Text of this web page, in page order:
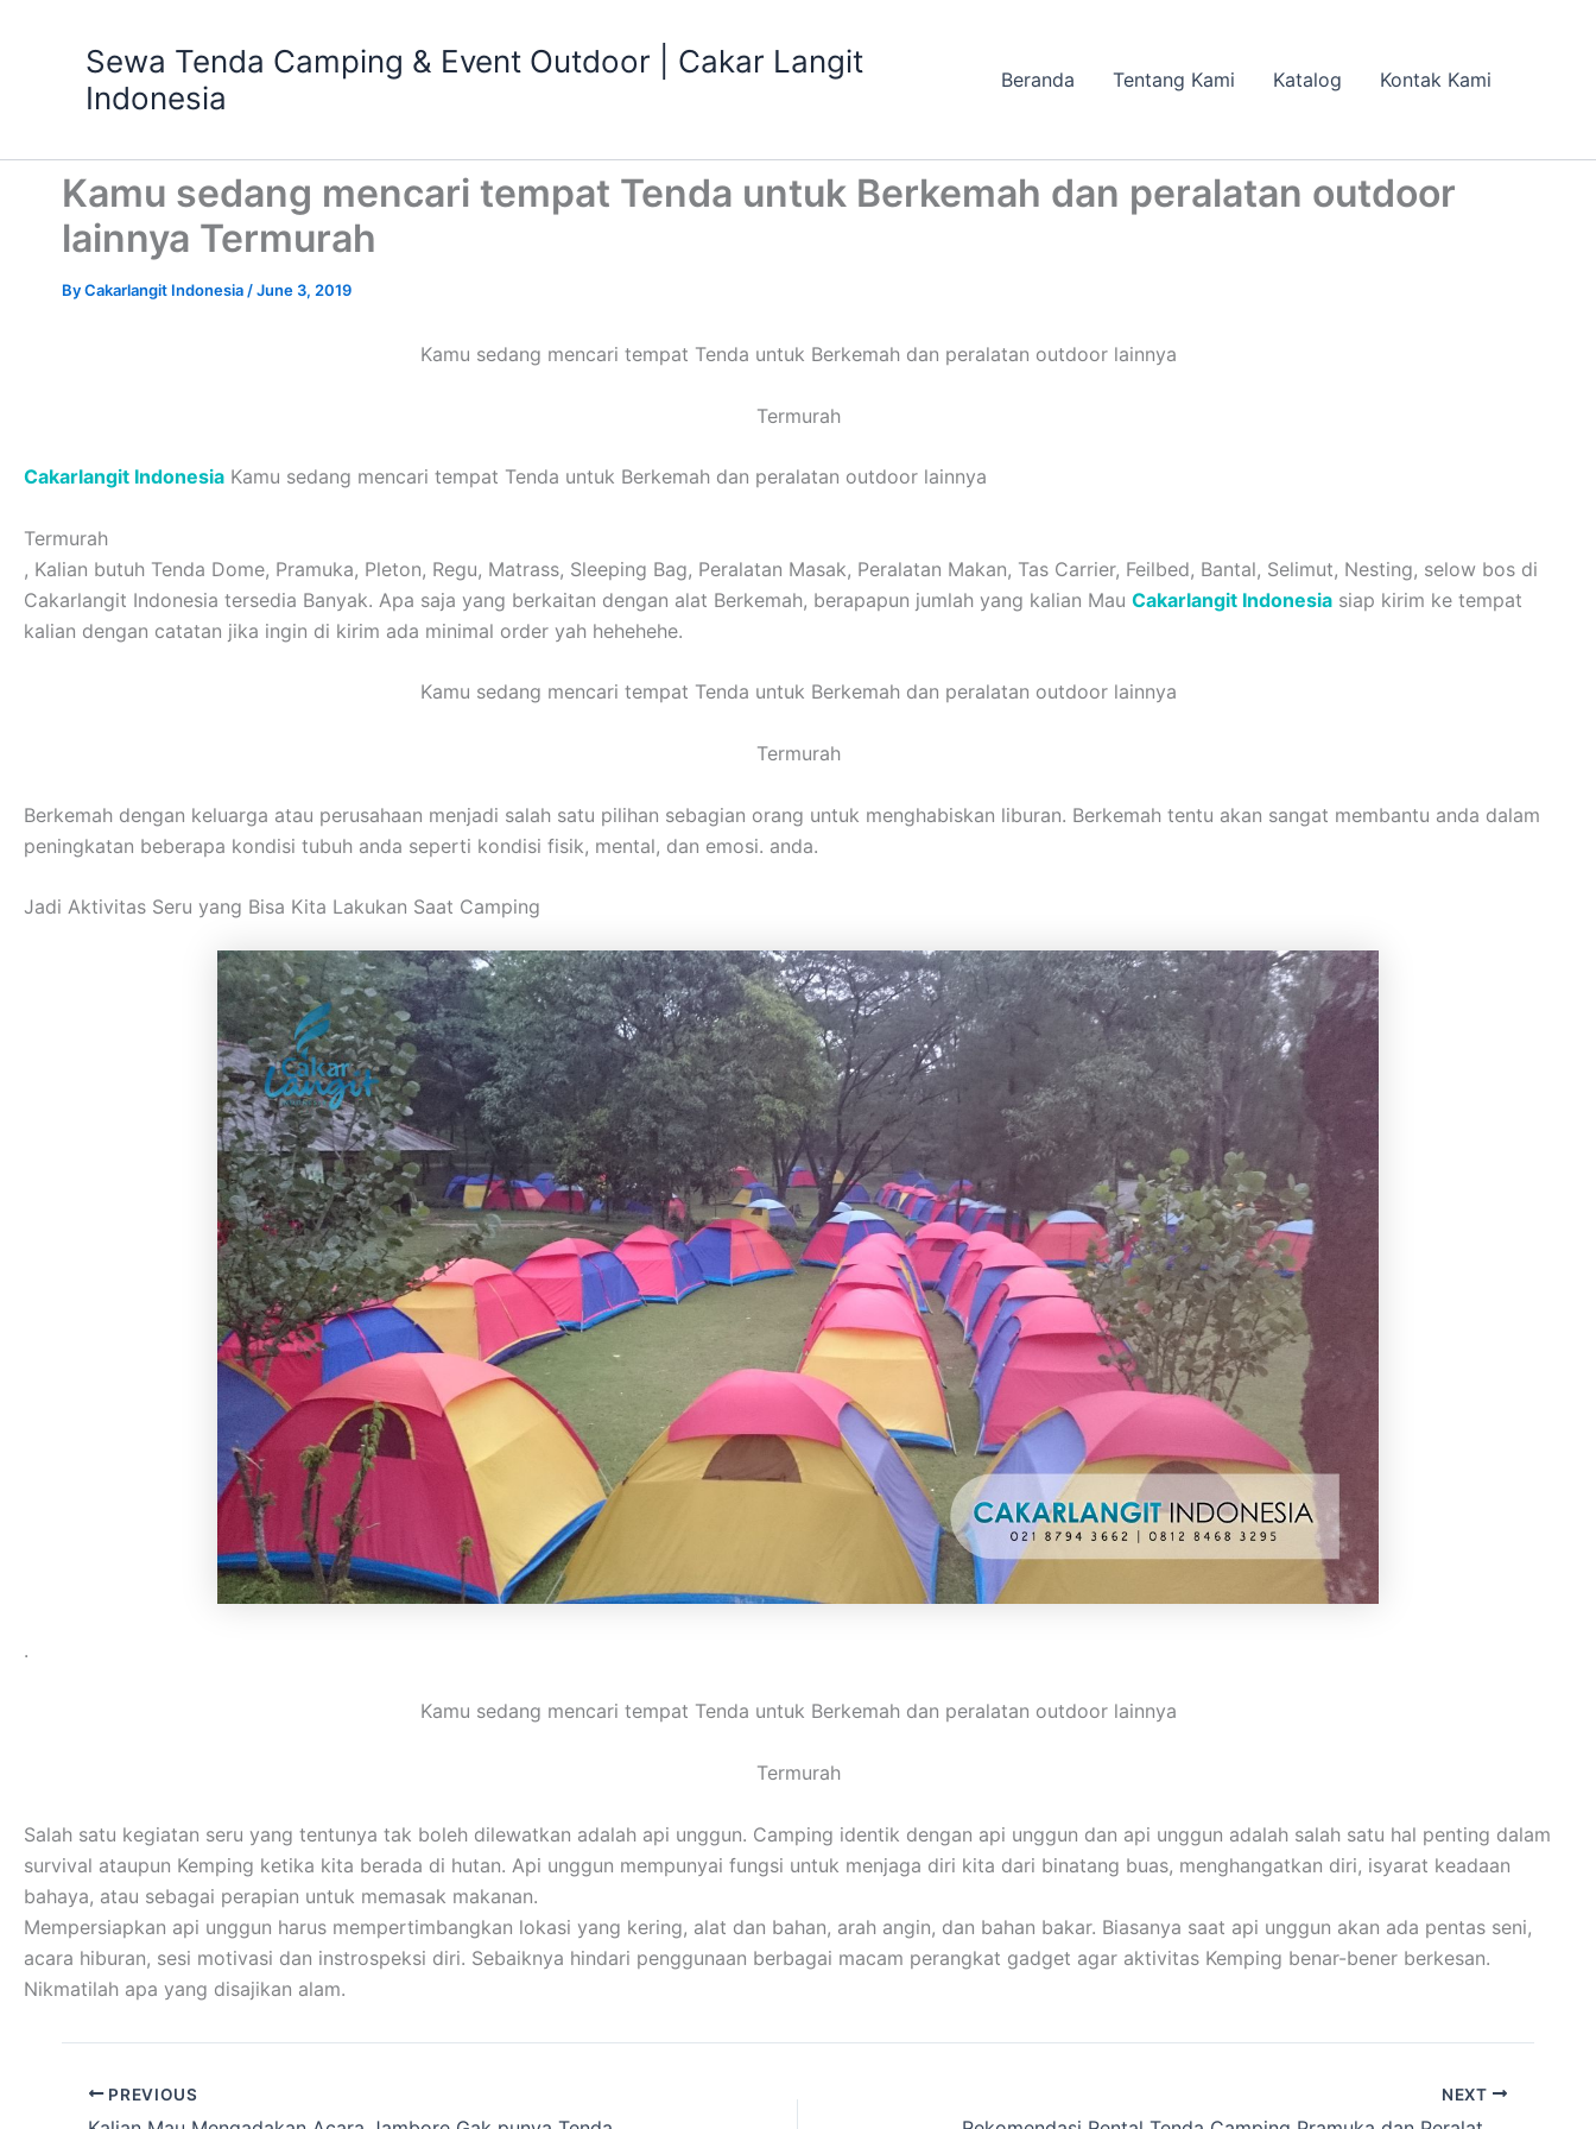
Sewa Tenda Camping & Event Outdoor | Cakar Langit
Indonesia
Beranda Tentang Kami Katalog Kontak Kami
Kamu sedang mencari tempat Tenda untuk Berkemah dan peralatan outdoor
lainnya Termurah
ByCakarlangit Indonesia /June 3, 2019
Kamu sedang mencari tempat Tenda untuk Berkemah dan peralatan outdoor lainnya
Termurah
Cakarlangit Indonesia Kamu sedang mencari tempat Tenda untuk Berkemah dan peralatan outdoor lainnya
Termurah
, Kalian butuh Tenda Dome, Pramuka, Pleton, Regu, Matrass, Sleeping Bag, Peralatan Masak, Peralatan Makan, Tas Carrier, Feilbed, Bantal, Selimut, Nesting, selow bos di
Cakarlangit Indonesia tersedia Banyak. Apa saja yang berkaitan dengan alat Berkemah, berapapun jumlah yang kalian Mau Cakarlangit Indonesia siap kirim ke tempat
kalian dengan catatan jika ingin di kirim ada minimal order yah hehehehe.
Kamu sedang mencari tempat Tenda untuk Berkemah dan peralatan outdoor lainnya
Termurah
Berkemah dengan keluarga atau perusahaan menjadi salah satu pilihan sebagian orang untuk menghabiskan liburan. Berkemah tentu akan sangat membantu anda dalam
peningkatan beberapa kondisi tubuh anda seperti kondisi fisik, mental, dan emosi. anda.
Jadi Aktivitas Seru yang Bisa Kita Lakukan Saat Camping
.
Kamu sedang mencari tempat Tenda untuk Berkemah dan peralatan outdoor lainnya
Termurah
Salah satu kegiatan seru yang tentunya tak boleh dilewatkan adalah api unggun. Camping identik dengan api unggun dan api unggun adalah salah satu hal penting dalam
survival ataupun Kemping ketika kita berada di hutan. Api unggun mempunyai fungsi untuk menjaga diri kita dari binatang buas, menghangatkan diri, isyarat keadaan
bahaya, atau sebagai perapian untuk memasak makanan.
Mempersiapkan api unggun harus mempertimbangkan lokasi yang kering, alat dan bahan, arah angin, dan bahan bakar. Biasanya saat api unggun akan ada pentas seni,
acara hiburan, sesi motivasi dan instrospeksi diri. Sebaiknya hindari penggunaan berbagai macam perangkat gadget agar aktivitas Kemping benar-bener berkesan.
Nikmatilah apa yang disajikan alam.
PREVIOUS NEXT